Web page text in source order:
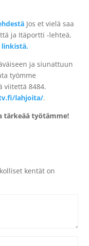
Jos et vielä saa
ja Itäportti -lehteä,
ja siunattuun
työmme
viitettä 8484.
lahjoita/.
tärkeää työtämme!
kentät on